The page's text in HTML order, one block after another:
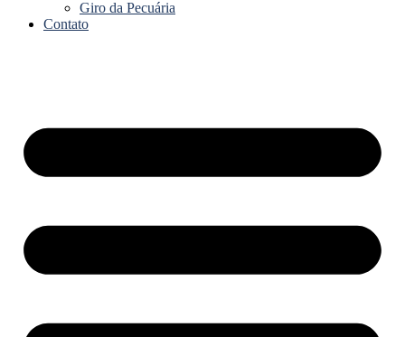
Giro da Pecuária
Contato